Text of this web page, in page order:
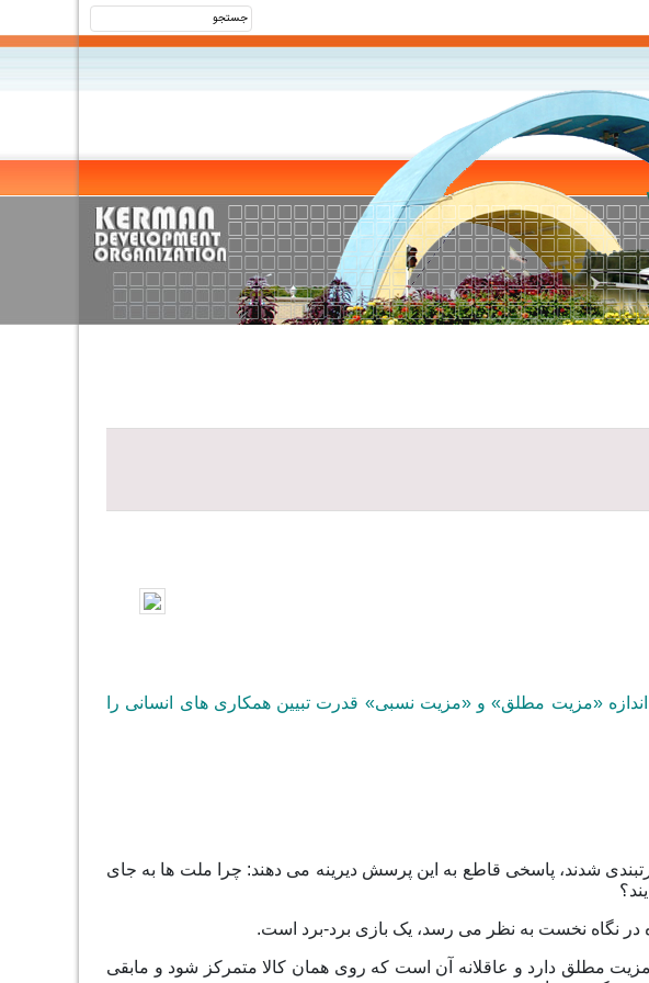
«مزیت مطلق» و «مزیت نسبی» قدرت تبیین همکاری های انسانی را
شدند، پاسخی قاطع به این پرسش دیرینه می دهند: چرا ملت ها به جای
در نگاه نخست به نظر می رسد، یک بازی برد-برد است.
مزیت مطلق دارد و عاقلانه آن است که روی همان کالا متمرکز شود و مابقی